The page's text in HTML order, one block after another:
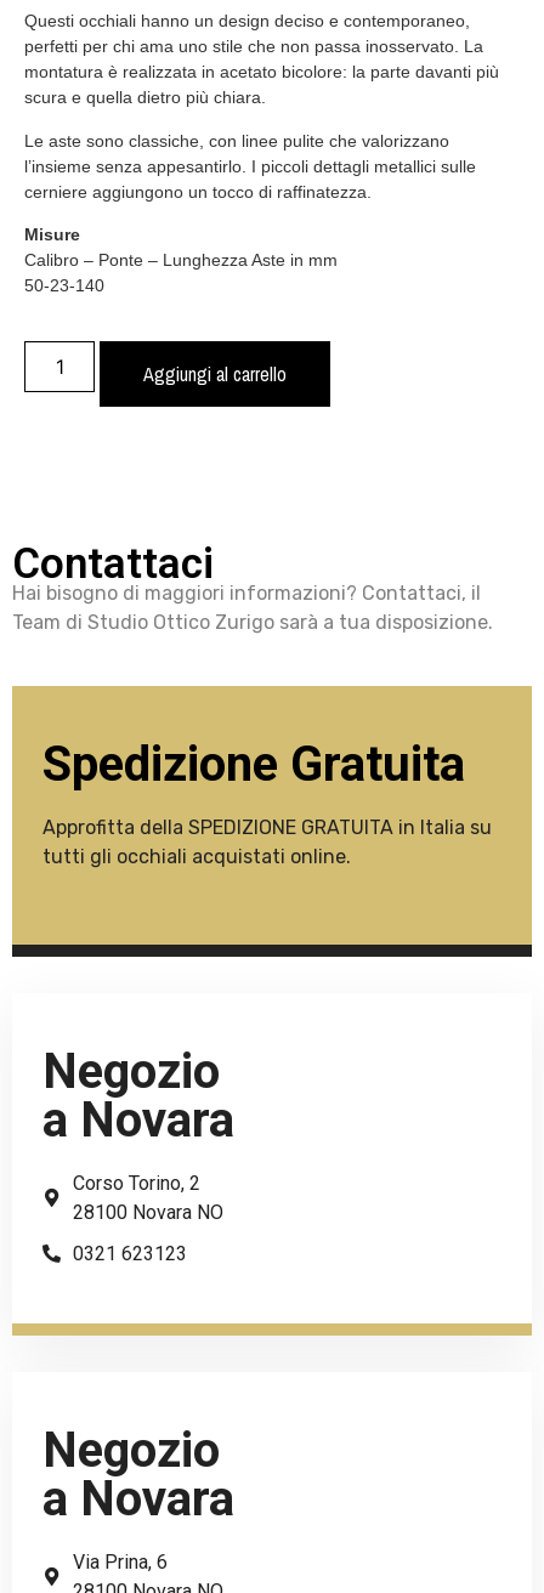
Questi occhiali hanno un design deciso e contemporaneo,
perfetti per chi ama uno stile che non passa inosservato. La
montatura è realizzata in acetato bicolore: la parte davanti più
scura e quella dietro più chiara.
Le aste sono classiche, con linee pulite che valorizzano
l’insieme senza appesantirlo. I piccoli dettagli metallici sulle
cerniere aggiungono un tocco di raffinatezza.
Misure
Calibro – Ponte – Lunghezza Aste in mm
50-23-140
Aggiungi al carrello
Contattaci
Hai bisogno di maggiori informazioni? Contattaci, il
Team di Studio Ottico Zurigo sarà a tua disposizione.
Spedizione Gratuita
Approfitta della SPEDIZIONE GRATUITA in Italia su
tutti gli occhiali acquistati online.
Negozio
a Novara
Corso Torino, 2
28100 Novara NO
0321 623123
Negozio
a Novara
Via Prina, 6